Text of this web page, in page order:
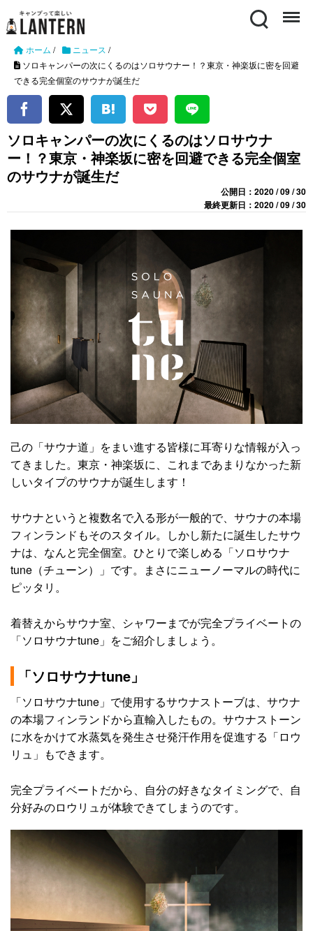
Search Menu
ホーム / ニュース /
ソロキャンパーの次にくるのはソロサウナー！？東京・神楽坂に密を回避
できる完全個室のサウナが誕生だ
ソロキャンパーの次にくるのはソロサウナ
ー！？東京・神楽坂に密を回避できる完全個室
のサウナが誕生だ
公開日：2020 / 09 / 30
最終更新日：2020 / 09 / 30
己の「サウナ道」をまい進する皆様に耳寄りな情報が入っ
てきました。東京・神楽坂に、これまであまりなかった新
しいタイプのサウナが誕生します！
サウナというと複数名で入る形が一般的で、サウナの本場
フィンランドもそのスタイル。しかし新たに誕生したサウ
ナは、なんと完全個室。ひとりで楽しめる「ソロサウナ
tune（チューン）」です。まさにニューノーマルの時代に
ピッタリ。
着替えからサウナ室、シャワーまでが完全プライベートの
「ソロサウナtune」をご紹介しましょう。
「ソロサウナtune」
「ソロサウナtune」で使用するサウナストーブは、サウナ
の本場フィンランドから直輸入したもの。サウナストーン
に水をかけて水蒸気を発生させ発汗作用を促進する「ロウ
リュ」もできます。
完全プライベートだから、自分の好きなタイミングで、自
分好みのロウリュが体験できてしまうのです。